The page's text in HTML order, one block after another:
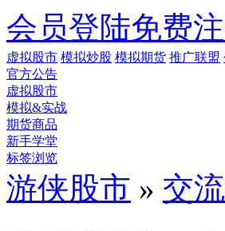
会员登陆免费
虚拟股市 模拟炒股 模拟期货 推广联盟
官方公告
虚拟股市
模拟&实战
期货商品
新手学堂
标签浏览
游侠股市 » 交